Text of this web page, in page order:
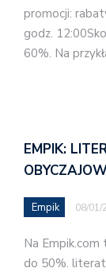
promocji:
godz.
60%. Na
EMPIK:
Empik 08/01/
Na
do 50%.